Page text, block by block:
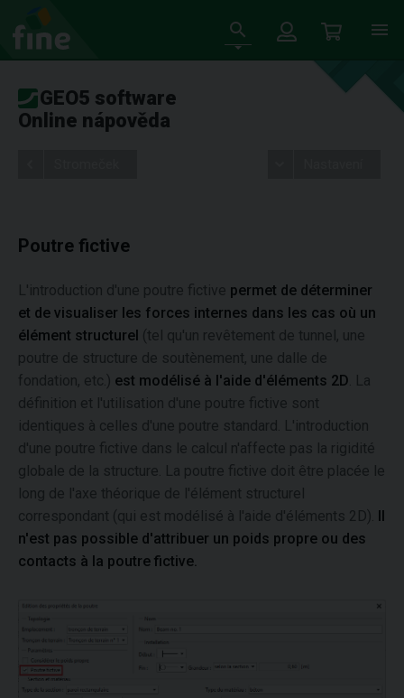
GEO5 software
Online nápověda
Poutre fictive
L'introduction d'une poutre fictive permet de déterminer
et de visualiser les forces internes dans les cas où un
élément structurel (tel qu'un revêtement de tunnel, une
poutre de structure de soutènement, une dalle de
fondation, etc.) est modélisé à l'aide d'éléments 2D . La
définition et l'utilisation d'une poutre fictive sont
identiques à celles d'une poutre standard. L'introduction
d'une poutre fictive dans le calcul n'affecte pas la rigidité
globale de la structure. La poutre fictive doit être placée le
long de l'axe théorique de l'élément structurel
correspondant (qui est modélisé à l'aide d'éléments 2D). Il
n'est pas possible d'attribuer un poids propre ou des
contacts à la poutre fictive.